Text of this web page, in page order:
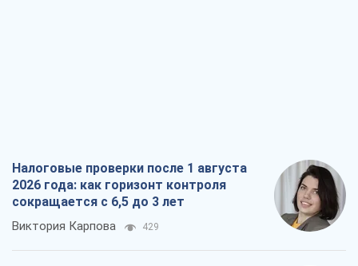
Налоговые проверки после 1 августа
2026 года: как горизонт контроля
сокращается с 6,5 до 3 лет
Виктория Карпова 429